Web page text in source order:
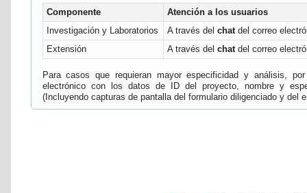
Componente
Atención a los usuarios
Investigación y Laboratorios
A través del chatdel correo
Extensión
A través del chatdel correo
Para casos que requieran mayor especificidad y análisis,
electrónico con los datos de ID del proyecto, nombre y
(Incluyendo capturas de pantalla del formulario diligenciado y del